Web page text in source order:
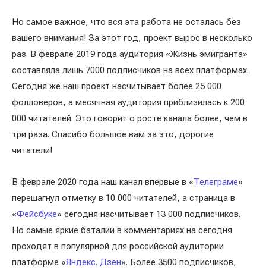
Но самое важное, что вся эта работа не осталась без
вашего внимания! За этот год, проект вырос в несколько
раз. В феврале 2019 года аудитория «Жизнь эмигранта»
составляла лишь 7000 подписчиков на всех платформах.
Сегодня же наш проект насчитывает более 25 000
фолловеров, а месячная аудитория приблизилась к 200
000 читателей. Это говорит о росте канала более, чем в
три раза. Спасибо большое вам за это, дорогие
читатели!
В феврале 2020 года наш канал впервые в «Телеграме»
перешагнул отметку в 10 000 читателей, а страница в
«Фейсбуке» сегодня насчитывает 13 000 подписчиков.
Но самые яркие баталии в комментариях на сегодня
проходят в популярной для российской аудитории
платформе «Яндекс. Дзен». Более 3500 подписчиков,